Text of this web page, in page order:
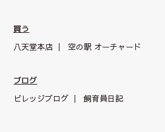
買う
八天堂本店
空の駅 オーチャード
ブログ
ビレッジブログ
飼育員日記